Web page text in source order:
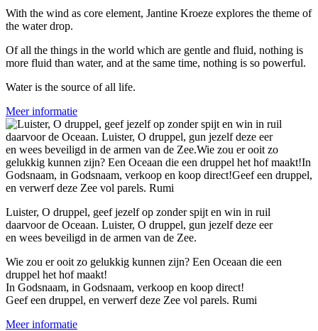
With the wind as core element, Jantine Kroeze explores the theme of
the water drop.
Of all the things in the world which are gentle and fluid, nothing is
more fluid than water, and at the same time, nothing is so powerful.
Water is the source of all life.
Meer informatie
Luister, O druppel, geef jezelf op zonder spijt en win in ruil
daarvoor de Oceaan. Luister, O druppel, gun jezelf deze eer
en wees beveiligd in de armen van de Zee.
Wie zou er ooit zo gelukkig kunnen zijn? Een Oceaan die een
druppel het hof maakt!
In Godsnaam, in Godsnaam, verkoop en koop direct!
Geef een druppel, en verwerf deze Zee vol parels. Rumi
Meer informatie